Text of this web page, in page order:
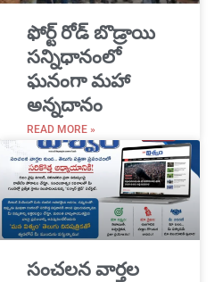
​ఫోర్ట్ రోడ్ బొడ్రాయి
సన్నిధానంలో
ఘనంగా మహా
అన్నదానం
READ MORE »
సంచలన వార్తల